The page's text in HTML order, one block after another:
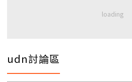
udn討論區